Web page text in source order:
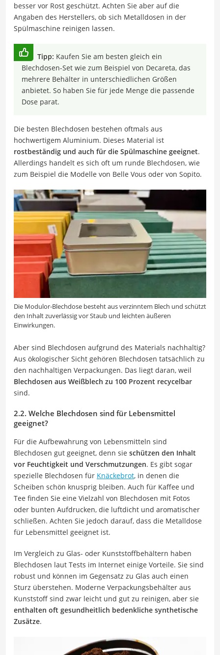
besser vor Rost geschützt. Achten Sie aber auf die
Angaben des Herstellers, ob sich Metalldosen in der
Spülmaschine reinigen lassen.
Tipp: Kaufen Sie am besten gleich ein
Blechdosen-Set wie zum Beispiel von Decareta, das
mehrere Behälter in unterschiedlichen Größen
anbietet. So haben Sie für jede Menge die passende
Dose parat.
Die besten Blechdosen bestehen oftmals aus
hochwertigem Aluminium. Dieses Material ist
rostbeständig und auch für die Spülmaschine geeignet.
Allerdings handelt es sich oft um runde Blechdosen, wie
zum Beispiel die Modelle von Belle Vous oder von Sopito.
Die Modulor-Blechdose besteht aus verzinntem Blech und schützt
den Inhalt zuverlässig vor Staub und leichten äußeren
Einwirkungen.
Aber sind Blechdosen aufgrund des Materials nachhaltig?
Aus ökologischer Sicht gehören Blechdosen tatsächlich zu
den nachhaltigen Verpackungen. Das liegt daran, weil
Blechdosen aus Weißblech zu 100 Prozent recycelbar
sind.
2.2. Welche Blechdosen sind für Lebensmittel
geeignet?
Für die Aufbewahrung von Lebensmitteln sind
Blechdosen gut geeignet, denn sie schützen den Inhalt
vor Feuchtigkeit und Verschmutzungen. Es gibt sogar
spezielle Blechdosen für Knäckebrot, in denen die
Scheiben schön knusprig bleiben. Auch für Kaffee und
Tee finden Sie eine Vielzahl von Blechdosen mit Fotos
oder bunten Aufdrucken, die luftdicht und aromatischer
schließen. Achten Sie jedoch darauf, dass die Metalldose
für Lebensmittel geeignet ist.
Im Vergleich zu Glas- oder Kunststoffbehältern haben
Blechdosen laut Tests im Internet einige Vorteile. Sie sind
robust und können im Gegensatz zu Glas auch einen
Sturz überstehen. Moderne Verpackungsbehälter aus
Kunststoff sind zwar leicht und gut zu reinigen, aber sie
enthalten oft gesundheitlich bedenkliche synthetische
Zusätze.